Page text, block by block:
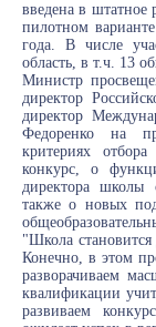
введена в штатное
пилотном
года. В числе
область, в т.ч. 13
Министр
директор
директор
Федоренко на
критериях
конкурс, о
директора
также о новых
"Школа становится
Конечно, в этом
разворачиваем
квалификации
развиваем